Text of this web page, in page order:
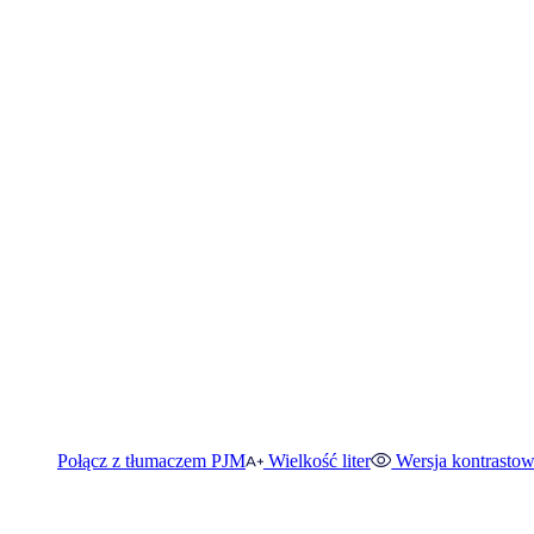
Połącz z tłumaczem PJM Wielkość liter Wersja